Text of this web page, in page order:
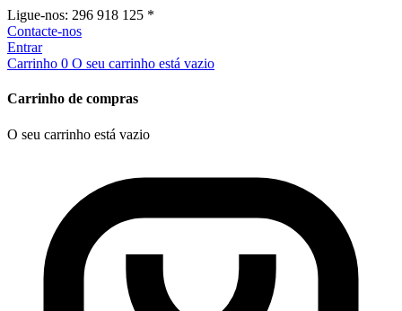
Ligue-nos: 296 918 125 *
Contacte-nos
Entrar
Carrinho 0 O seu carrinho está vazio
Carrinho de compras
O seu carrinho está vazio